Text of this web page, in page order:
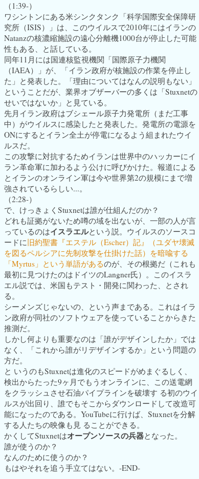
（1:39-）
ワシントンにある米シンクタンク「科学国際安全保障研
究所（ISIS）」は、このウイルスで2010年にはイランの
Natanzの核濃縮施設の遠心分離機1000台が停止した可能
性もある、と話している。
同年11月には国連核監視機関「国際原子力機関
（IAEA）」が、「イラン政府が核施設の作業を停止し
た」と発表した。「理由についてはなんの説明もない」
ということだが、業界オブザーバーの多くは「Stuxnetの
せいではないか」と見ている。
先月イラン政府はブシェール原子力発電所（まだ工事
中）がウイルスに感染したと発表した。発電所の電源を
ONにするとイラン全土が停電になるよう組まれたウイ
ルスだ。
この攻撃に対抗するためイランは世界中のハッカーにイ
ラン革命軍に加わるよう公けに呼びかけた。報道による
とイランのオンライン軍は今や世界第2の規模にまで増
強されているらしい...。
（2:28-）
で、けっきょくStuxnetは誰が仕組んだのか？
どれも証拠がないため噂の域を出ないが、一部の人が言
っているのはイスラエルという説。ウイルスのソースコ
ードに旧約聖書『エステル（Escher）記』（ユダヤ壊滅
を図るペルシアに先制攻撃を仕掛けた話）を暗喩する
「Myrtus」という単語があるのが、その根拠だ（これも
最初に見つけたのはドイツのLangner氏）。このイスラ
エル説では、米国もテスト・開発に関わった、とされ
る。
シーメンズじゃないの、という声まである。これはイラ
ン政府が同社のソフトウェアを使っていることからきた
推測だ。
しかし何よりも重要なのは「誰がデザインしたか」では
なく、「これから誰がリデザインするか」という問題の
方だ。
と いうのもStuxnetは進化のスピードがめまぐるしく、
検出からたった9ヶ月でもうオンラインに、この送電網
をクラッシュさせ石油パイプラインを破壊す る初のウイ
ルスが出回り、誰でもそこからダウンロードして改造可
能になったのである。YouTubeに行けば、Stuxnetを分解
する人たちの映像も見 ることができる。
かくしてStuxnetはオープンソースの兵器となった。
誰が使うのか？
なんのために使うのか？
もはやそれを追う手立てはない。-END-